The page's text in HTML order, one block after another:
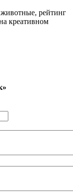
рейтинг
креативном